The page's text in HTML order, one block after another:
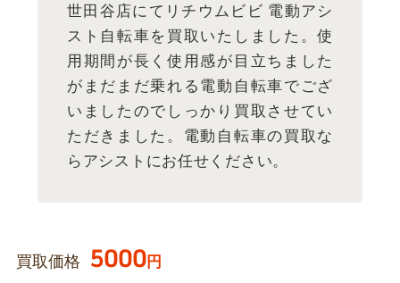
世田谷店にてリチウムビビ 電動アシ
スト自転車を買取いたしました。使
用期間が長く使用感が目立ちました
がまだまだ乗れる電動自転車でござ
いましたのでしっかり買取させてい
ただきました。電動自転車の買取な
らアシストにお任せください。
買取価格 5000円